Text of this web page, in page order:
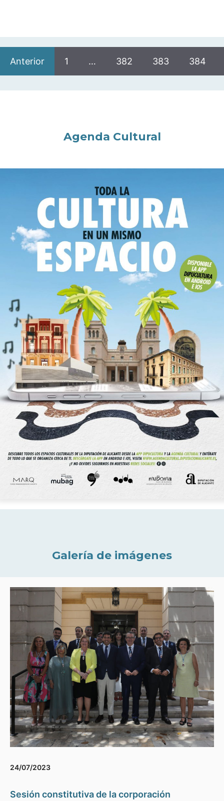
Anterior 1 … 382 383 384
Agenda Cultural
Galería de imágenes
24/07/2023
Sesión constitutiva de la corporación